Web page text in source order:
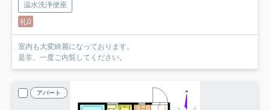
温水洗浄便座
礼0
室内も大変綺麗になっております。
是非、一度ご内覧してください。
アパート